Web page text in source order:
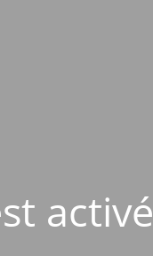
activé